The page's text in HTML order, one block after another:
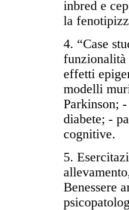
inbred e
la
4. “Case
effetti
modelli
Parkinson;
diabete; -
cognitive.
5.
Benessere